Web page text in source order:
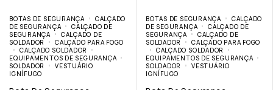
BOTAS DE SEGURANÇA
CALÇADO
DE SEGURANÇA
CALÇADO DE
SEGURANÇA
CALÇADO DE
SOLDADOR
CALÇADO PARA FOGO
CALÇADO SOLDADOR
EQUIPAMENTOS DE SEGURANÇA
SOLDADOR
VESTUÁRIO
IGNÍFUGO
BOTAS DE SEGURANÇA
CALÇADO
DE SEGURANÇA
CALÇADO DE
SEGURANÇA
CALÇADO DE
SOLDADOR
CALÇADO PARA FOGO
CALÇADO SOLDADOR
EQUIPAMENTOS DE SEGURANÇA
SOLDADOR
VESTUÁRIO
IGNÍFUGO